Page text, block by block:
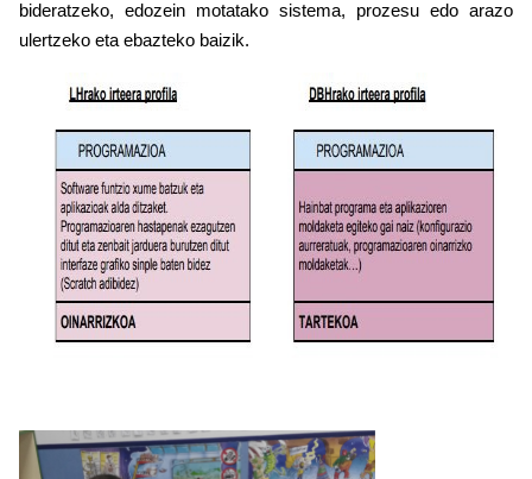
bideratzeko, edozein motatako sistema, prozesu edo arazo
ulertzeko eta ebazteko baizik.